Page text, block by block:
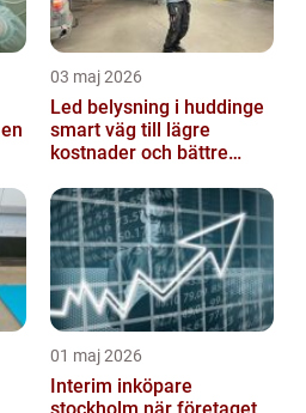
03 maj 2026
Led belysning i huddinge
smart väg till lägre
kostnader och bättre
01 maj 2026
Interim inköpare